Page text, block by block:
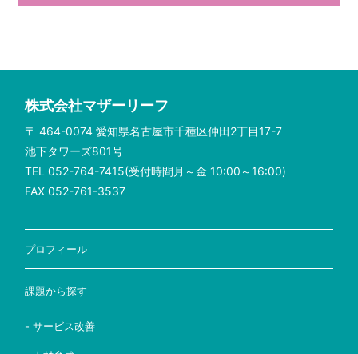
株式会社マザーリーフ
〒 464-0074 愛知県名古屋市千種区仲田2丁目17-7
池下タワーズ801号
TEL 052-764-7415(受付時間月～金 10:00～16:00)
FAX 052-761-3537
プロフィール
課題から探す
- サービス改善